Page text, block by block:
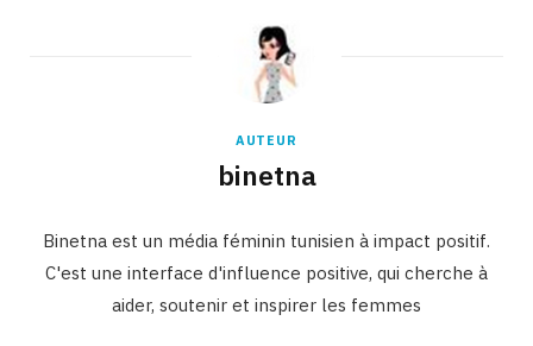
AUTEUR
binetna
Binetna est un média féminin tunisien à impact positif.
C'est une interface d'influence positive, qui cherche à
aider, soutenir et inspirer les femmes